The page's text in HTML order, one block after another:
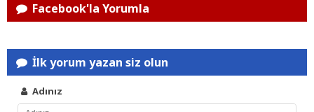
Facebook'la Yorumla
İlk yorum yazan siz olun
Adınız